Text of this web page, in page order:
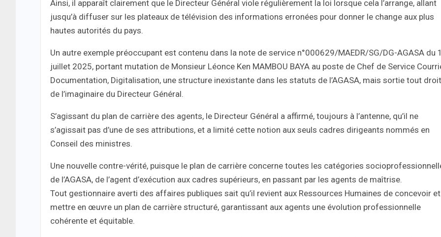
Ainsi, il apparaît clairement que le Directeur Général viole régulièrement la loi lorsque cela l’arrange, allant
jusqu’à diffuser sur les plateaux de télévision des informations erronées pour donner le change aux plus
hautes autorités du pays.
Un autre exemple préoccupant est contenu dans la note de service n°000629/MAEDR/SG/DG-AGASA du
juillet 2025, portant mutation de Monsieur Léonce Ken MAMBOU BAYA au poste de Chef de Service
Documentation, Digitalisation, une structure inexistante dans les statuts de l’AGASA, mais sortie tout droit
de l’imaginaire du Directeur Général.
S’agissant du plan de carrière des agents, le Directeur Général a affirmé, toujours à l’antenne, qu’il ne
s’agissait pas d’une de ses attributions, et a limité cette notion aux seuls cadres dirigeants nommés en
Conseil des ministres.
Une nouvelle contre-vérité, puisque le plan de carrière concerne toutes les catégories
de l’AGASA, de l’agent d’exécution aux cadres supérieurs, en passant par les agents de maîtrise.
Tout gestionnaire averti des affaires publiques sait qu’il revient aux Ressources Humaines de concevoir et
mettre en œuvre un plan de carrière structuré, garantissant aux agents une évolution professionnelle
cohérente et équitable.